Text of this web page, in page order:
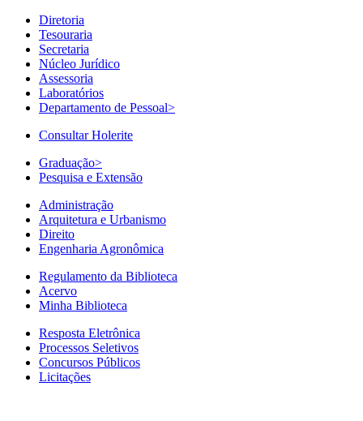
Diretoria
Tesouraria
Secretaria
Núcleo Jurídico
Assessoria
Laboratórios
Departamento de Pessoal>
Consultar Holerite
Graduação>
Pesquisa e Extensão
Administração
Arquitetura e Urbanismo
Direito
Engenharia Agronômica
Regulamento da Biblioteca
Acervo
Minha Biblioteca
Resposta Eletrônica
Processos Seletivos
Concursos Públicos
Licitações